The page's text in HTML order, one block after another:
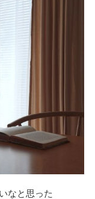
なと思った